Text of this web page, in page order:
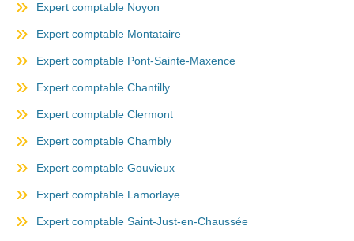
Expert comptable Noyon
Expert comptable Montataire
Expert comptable Pont-Sainte-Maxence
Expert comptable Chantilly
Expert comptable Clermont
Expert comptable Chambly
Expert comptable Gouvieux
Expert comptable Lamorlaye
Expert comptable Saint-Just-en-Chaussée